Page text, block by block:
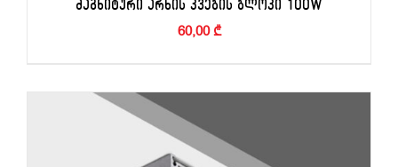
ᲙᲐᲚᲐᲗᲐᲨᲘ ᲓᲐᲛᲐᲢᲔᲑᲐ ᲓᲔᲢᲐᲚᲔᲑᲘ
ᲛᲐᲒᲜᲘᲢᲣᲠᲘ ᲐᲠᲮᲘᲡ ᲙᲕᲔᲑᲘᲡ ᲑᲚᲝᲙᲘ 100W
60,00₾